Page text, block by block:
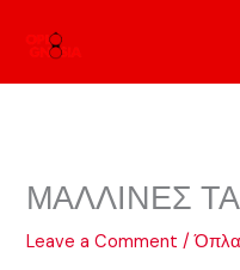
ΜΑΛΛΙΝΕΣ
Leave a Comment /Όπλα